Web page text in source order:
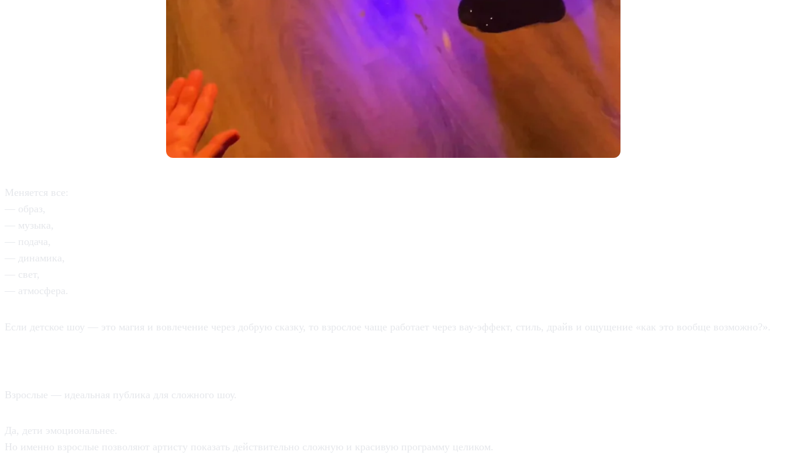
Меняется все:
— образ,
— музыка,
— подача,
— динамика,
— свет,
— атмосфера.
Если детское шоу — это магия и вовлечение через добрую сказку, то взрослое чаще работает через вау-эффект, стиль, драйв и ощущение «как это вообще возможно?».
Взрослые — идеальная публика для сложного шоу.
Да, дети эмоциональнее.
Но именно взрослые позволяют артисту показать действительно сложную и красивую программу целиком.